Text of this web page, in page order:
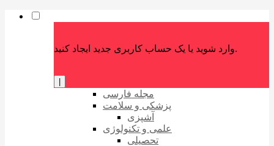
وارد شوید یا یک حساب کاربری جدید ایجاد کنید.
مجله فارسی
پزشکی و سلامت
آشپزی
علمی و تکنولوژی
تحصیلی